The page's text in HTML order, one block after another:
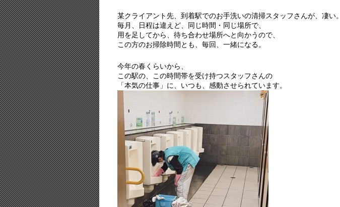
某クライアント先、到着駅でのお手洗いの清掃スタッフさんが、凄い。
毎月、日程は違えど、同じ時間・同じ場所で、
用を足してから、待ち合わせ場所へと向かうので、
この方のお掃除時間とも、毎回、一緒になる。
今年の春くらいから、
この駅の、この時間帯を受け持つスタッフさんの
「本気の仕事」に、いつも、感動させられています。